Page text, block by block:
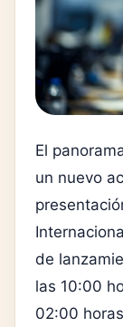
El
un nuevo
de
las 10:00
02:00